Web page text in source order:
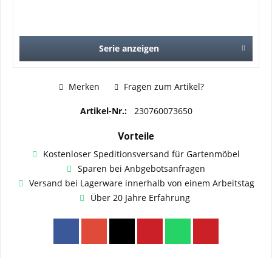
Serie anzeigen
Merken Fragen zum Artikel?
Artikel-Nr.: 230760073650
Vorteile
Kostenloser Speditionsversand für Gartenmöbel
Sparen bei Anbgebotsanfragen
Versand bei Lagerware innerhalb von einem Arbeitstag
Über 20 Jahre Erfahrung